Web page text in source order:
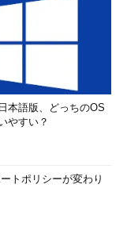
本語版、どっちのOS
やすい？
トポリシーが変わり